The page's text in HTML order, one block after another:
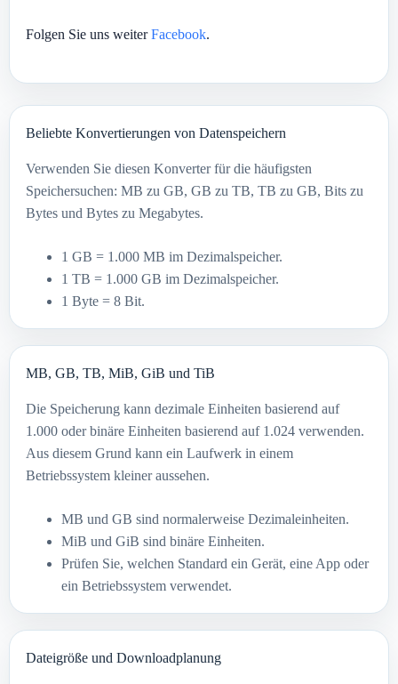
Folgen Sie uns weiterFacebook.
Beliebte Konvertierungen von Datenspeichern
Verwenden Sie diesen Konverter für die häufigsten
Speichersuchen: MB zu GB, GB zu TB, TB zu GB, Bits zu
Bytes und Bytes zu Megabytes.
1 GB = 1.000 MB im Dezimalspeicher.
1 TB = 1.000 GB im Dezimalspeicher.
1 Byte = 8 Bit.
MB, GB, TB, MiB, GiB und TiB
Die Speicherung kann dezimale Einheiten basierend auf
1.000 oder binäre Einheiten basierend auf 1.024 verwenden.
Aus diesem Grund kann ein Laufwerk in einem
Betriebssystem kleiner aussehen.
MB und GB sind normalerweise Dezimaleinheiten.
MiB und GiB sind binäre Einheiten.
Prüfen Sie, welchen Standard ein Gerät, eine App oder
ein Betriebssystem verwendet.
Dateigröße und Downloadplanung